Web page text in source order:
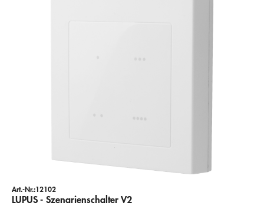
Art.-Nr.:12102
LUPUS - Szenarienschalter V2